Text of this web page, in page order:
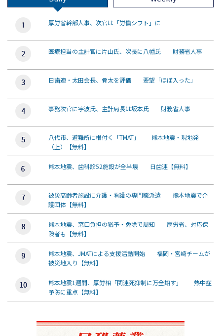
厚労省幹部人事、次官は「労働シフト」に
医療担当の主計官に片山氏、次長に八幡氏 財務省人事
日歯連・太田会長、骨太を評価 要望「ほぼ入った」
事務次官に宇波氏、主計局長は坂本氏 財務省人事
八代市、避難所に根付く「TMAT」 熊本地震・現地発
（上）【無料】
熊本地震、歯科診52施設が全半壊 日歯連【無料】
被災高齢者施設に介護・看護の専門職派遣 熊本地震で介
護団体【無料】
熊本地震、窓口負担の猶予・免除で周知 厚労省、対応保
険者も【無料】
熊本地震、JMATによる支援活動開始 福岡・宮崎チームが
被災地入り【無料】
熊本地震1週間、厚労相「関連死抑制に万全期す」 熱中症
予防に重点【無料】